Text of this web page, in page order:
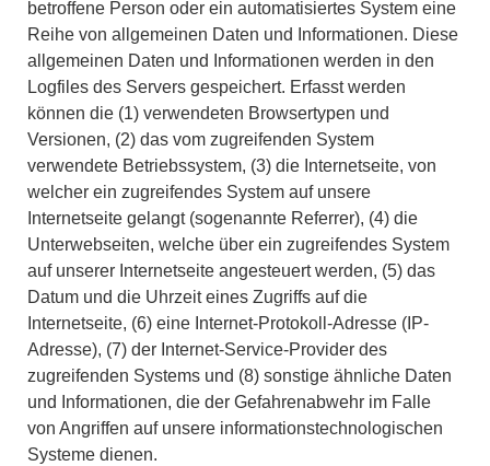
betroffene Person oder ein automatisiertes System eine
Reihe von allgemeinen Daten und Informationen. Diese
allgemeinen Daten und Informationen werden in den
Logfiles des Servers gespeichert. Erfasst werden
können die (1) verwendeten Browsertypen und
Versionen, (2) das vom zugreifenden System
verwendete Betriebssystem, (3) die Internetseite, von
welcher ein zugreifendes System auf unsere
Internetseite gelangt (sogenannte Referrer), (4) die
Unterwebseiten, welche über ein zugreifendes System
auf unserer Internetseite angesteuert werden, (5) das
Datum und die Uhrzeit eines Zugriffs auf die
Internetseite, (6) eine Internet-Protokoll-Adresse (IP-
Adresse), (7) der Internet-Service-Provider des
zugreifenden Systems und (8) sonstige ähnliche Daten
und Informationen, die der Gefahrenabwehr im Falle
von Angriffen auf unsere informationstechnologischen
Systeme dienen.